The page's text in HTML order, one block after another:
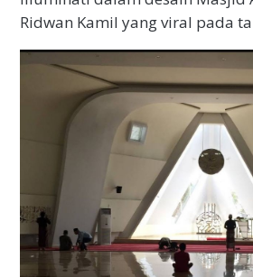
Ridwan Kamil yang viral pada